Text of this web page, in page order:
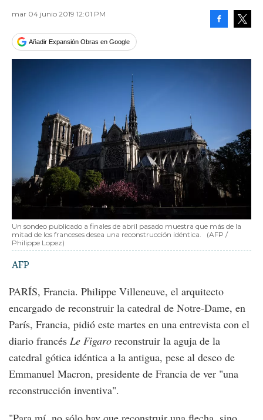
mar 04 junio 2019 12:01 PM
Añadir Expansión Obras en Google
Un sondeo publicado a finales de abril pasado muestra que más de la
mitad de los franceses desea una reconstrucción idéntica.
(AFP /
Philippe Lopez)
AFP
PARÍS, Francia. Philippe Villeneuve, el arquitecto
encargado de reconstruir la catedral de Notre-Dame, en
París, Francia, pidió este martes en una entrevista con el
diario francés Le Figaro reconstruir la aguja de la
catedral gótica idéntica a la antigua, pese al deseo de
Emmanuel Macron, presidente de Francia de ver "una
reconstrucción inventiva".